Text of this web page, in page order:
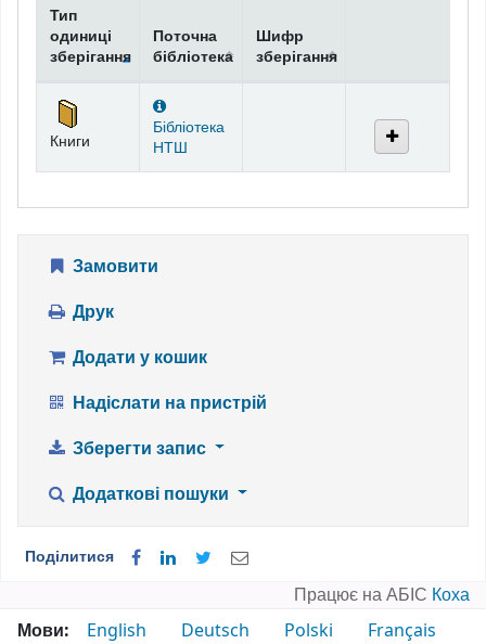
Тип
одиниці
зберігання
Поточна
бібліотека
Шифр
зберігання
Книги
Бібліотека
НТШ
Замовити
Друк
Додати у кошик
Надіслати на пристрій
Зберегти запис
Додаткові пошуки
Поділитися
Працює на АБІС Коха
Мови:
English Deutsch Polski Français